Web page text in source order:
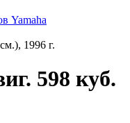
Yamaha
1996 г.
598 куб.